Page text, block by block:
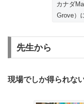
カナダ
Grove）
先生から
現場でしか得られな